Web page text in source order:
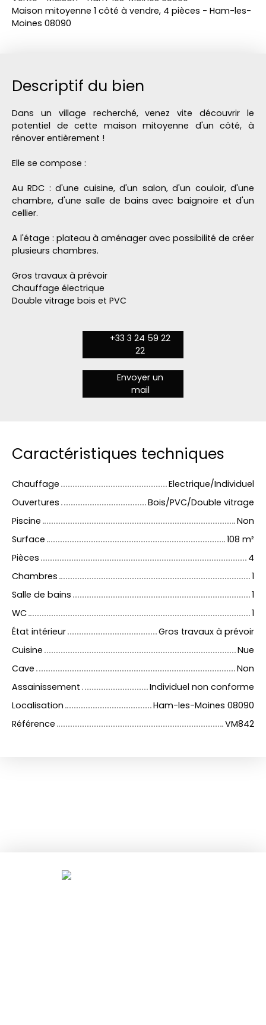
Maison mitoyenne 1 côté à vendre, 4 pièces - Ham-les-
Moines 08090
Descriptif du bien
Dans un village recherché, venez vite découvrir le
potentiel de cette maison mitoyenne d'un côté, à
rénover entièrement !
Elle se compose :
Au RDC : d'une cuisine, d'un salon, d'un couloir, d'une
chambre, d'une salle de bains avec baignoire et d'un
cellier.
A l'étage : plateau à aménager avec possibilité de créer
plusieurs chambres.
Gros travaux à prévoir
Chauffage électrique
Double vitrage bois et PVC
+33 3 24 59 22
22
Envoyer un
mail
Caractéristiques techniques
Chauffage
Electrique/Individuel
Ouvertures
Bois/PVC/Double vitrage
Piscine
Non
Surface
108 m²
Pièces
4
Chambres
1
Salle de bains
1
WC
1
État intérieur
Gros travaux à prévoir
Cuisine
Nue
Cave
Non
Assainissement
Individuel non conforme
Localisation
Ham-les-Moines 08090
Référence
VM842